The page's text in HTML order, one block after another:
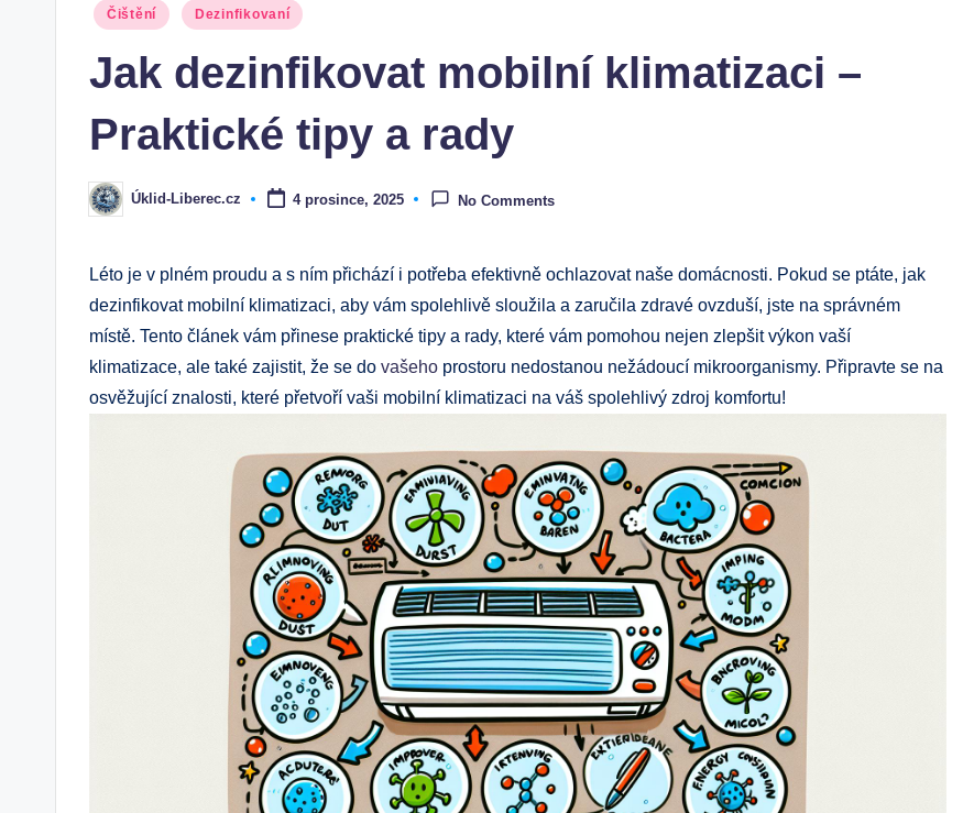
Posted
Čištění Dezinfikovaní
Jak dezinfikovat mobilní klimatizaci –
Praktické tipy a rady
Posted
by
Úklid-Liberec.cz 4 prosince, 2025 No Comments
Léto je v plném proudu a s ním přichází i potřeba efektivně ochlazovat naše domácnosti. Pokud se ptáte, jak
dezinfikovat mobilní klimatizaci, aby vám spolehlivě sloužila a zaručila zdravé ovzduší, jste na správném
místě. Tento článek vám přinese praktické tipy a rady, které vám pomohou nejen zlepšit výkon vaší
klimatizace, ale také zajistit, že se do vašeho prostoru nedostanou nežádoucí mikroorganismy. Připravte se na
osvěžující znalosti, které přetvoří vaši mobilní klimatizaci na váš spolehlivý zdroj komfortu!